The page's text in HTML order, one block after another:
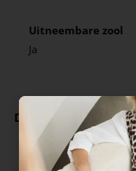
Uitneembare zool
Ja
Deze producten ga